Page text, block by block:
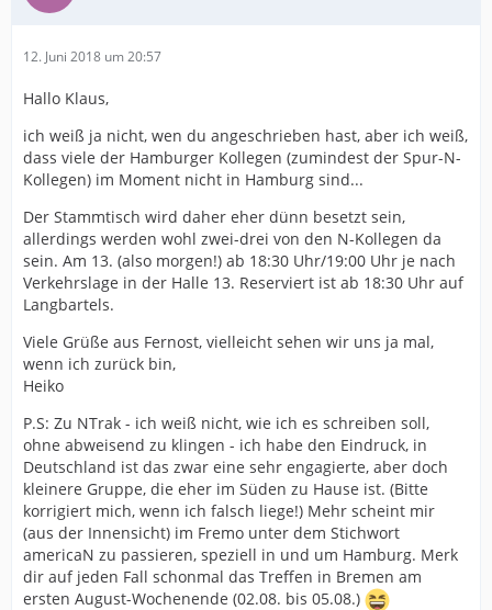
12. Juni 2018 um 20:57
Hallo Klaus,
ich weiß ja nicht, wen du angeschrieben hast, aber ich weiß,
dass viele der Hamburger Kollegen (zumindest der Spur-N-
Kollegen) im Moment nicht in Hamburg sind...
Der Stammtisch wird daher eher dünn besetzt sein,
allerdings werden wohl zwei-drei von den N-Kollegen da
sein. Am 13. (also morgen!) ab 18:30 Uhr/19:00 Uhr je nach
Verkehrslage in der Halle 13. Reserviert ist ab 18:30 Uhr auf
Langbartels.
Viele Grüße aus Fernost, vielleicht sehen wir uns ja mal,
wenn ich zurück bin,
Heiko
P.S: Zu NTrak - ich weiß nicht, wie ich es schreiben soll,
ohne abweisend zu klingen - ich habe den Eindruck, in
Deutschland ist das zwar eine sehr engagierte, aber doch
kleinere Gruppe, die eher im Süden zu Hause ist. (Bitte
korrigiert mich, wenn ich falsch liege!) Mehr scheint mir
(aus der Innensicht) im Fremo unter dem Stichwort
americaN zu passieren, speziell in und um Hamburg. Merk
dir auf jeden Fall schonmal das Treffen in Bremen am
ersten August-Wochenende (02.08. bis 05.08.)